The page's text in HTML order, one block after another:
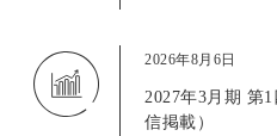
2026年8月6日
2027年3月期 第
信掲載）